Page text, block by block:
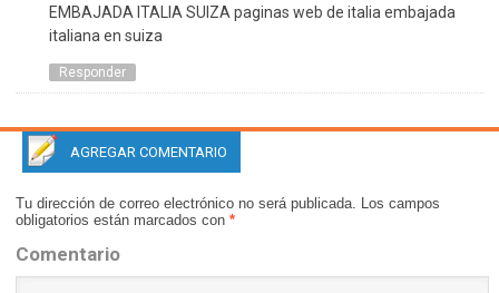
EMBAJADA ITALIA SUIZA paginas web de italia embajada
italiana en suiza
Responder
AGREGAR COMENTARIO
Tu dirección de correo electrónico no será publicada. Los campos
obligatorios están marcados con *
Comentario